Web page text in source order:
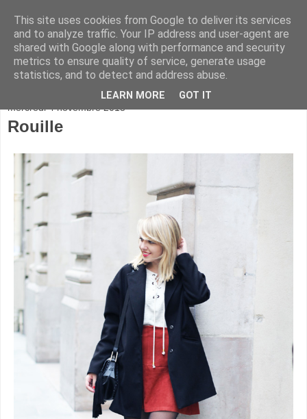
mercredi 4 novembre 2015
Rouille
This site uses cookies from Google to deliver its services
and to analyze traffic. Your IP address and user-agent are
shared with Google along with performance and security
metrics to ensure quality of service, generate usage
statistics, and to detect and address abuse.
LEARN MORE GOT IT